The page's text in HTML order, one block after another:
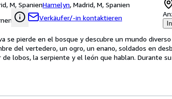
M, SpanienHamelyn, Madrid, M, Spanien
Verkäufer/-in kontaktieren
se pierde en el bosque y descubre un mundo
del vertedero, un ogro, un enano, soldados en
lobos, la serpiente y el león que hablan. Durante